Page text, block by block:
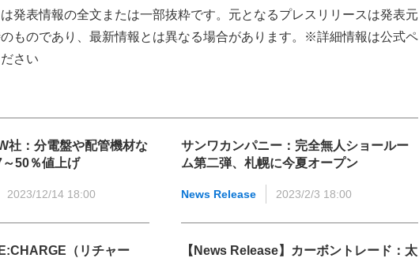
発表情報の全文または一部抜粋です。元となるプレスリリースは発表元
ものであり、最新情報とは異なる場合があります。※詳細情報は公式ペ
さい
社：分電盤や配管機材な
50％値上げ
2023/12/14 18:00
サンワカンパニー：完全無人ショールー
ム第二弾、札幌に今夏オープン
News Release 2023/2/3 18:00
（リチャー
【News Release】カーボントレード：太